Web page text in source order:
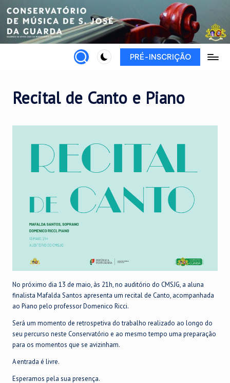
Skip
content
PRÉ-INSCRIÇÃO
Recital de Canto e Piano
No próximo dia 13 de maio, às 21h, no auditório do CMSJG, a aluna
finalista Mafalda Santos apresenta um recital de Canto, acompanhada
ao Piano pelo professor Domenico Ricci.
Será um momento de retrospetiva do trabalho realizado ao longo do
seu percurso neste Conservatório e ao mesmo tempo uma preparação
para os momentos que se avizinham.
A entrada é livre.
Esperamos pela sua presença.